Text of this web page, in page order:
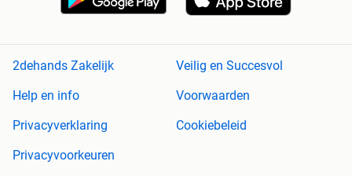
2dehands Zakelijk
Veilig en Succesvol
Help en info
Voorwaarden
Privacyverklaring
Cookiebeleid
Privacyvoorkeuren